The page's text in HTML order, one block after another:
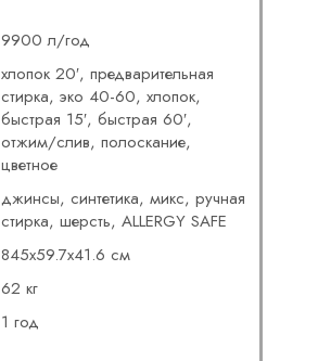
9900 л/год
хлопок 20′, предварительная
стирка, эко 40-60, хлопок,
быстрая 15′, быстрая 60′,
отжим/слив, полоскание,
цветное
джинсы, синтетика, микс, ручная
стирка, шерсть, ALLERGY SAFE
845х59.7х41.6 см
62 кг
1 год